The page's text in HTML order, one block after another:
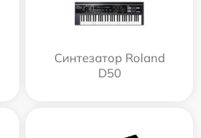
Синтезатор Roland
D50